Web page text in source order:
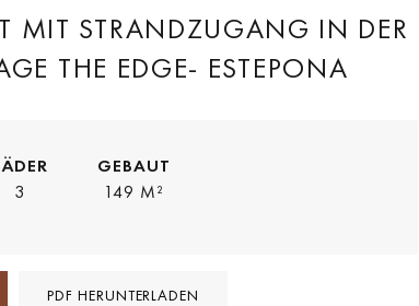
MIT STRANDZUGANG IN DER
THE EDGE- ESTEPONA
3
GEBAUT
149 M²
PDF HERUNTERLADEN